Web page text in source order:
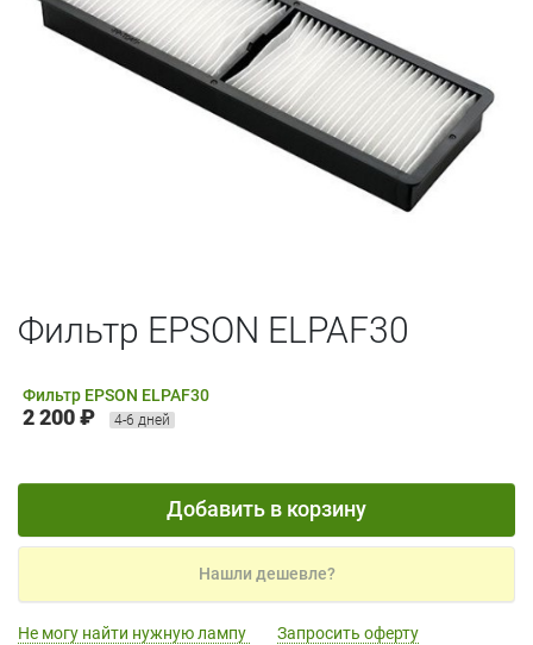
Фильтр EPSON ELPAF30
Фильтр EPSON ELPAF30
2 200 ₽ 4-6 дней
Добавить в корзину
Нашли дешевле?
Не могу найти нужную лампу
Запросить оферту